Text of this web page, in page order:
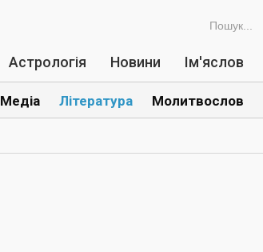
Астрологія Новини Ім'яслов
Медіа Література Молитвослов